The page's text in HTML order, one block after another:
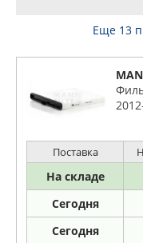
Еще 13
Поставка
На складе
Сегодня
Сегодня